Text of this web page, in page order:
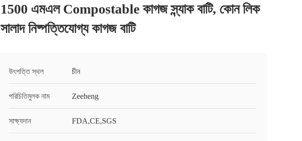
1500 এমএল Compostable কাগজ স্ন্যাক বাটি, কোন লিক
সালাদ নিষ্পত্তিযোগ্য কাগজ বাটি
উৎপত্তি স্থল চীন
পরিচিতিমুলক নাম Zeeheng
সাক্ষ্যদান FDA,CE,SGS